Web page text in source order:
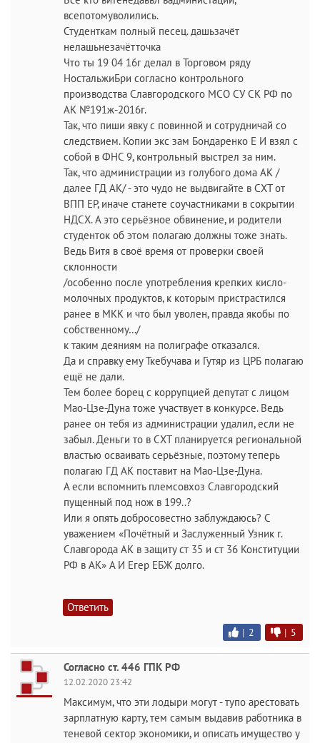
всепотомуволились.
Студенткам полный песец. дашьзачёт
нелашьнезачётточка
Что ты 19 04 16г делал в Торговом ряду
НостальжиБри согласно контрольного
производства Славгородского МСО СУ СК РФ по
АК №191ж-2016г.
Так, что пиши явку с повинной и сотрудничай со
следствием. Копии экс зам Бондаренко Е И взял с
собой в ФНС 9, контрольный выстрел за ним.
Так, что администрации из голубого дома АК /
далее ГД АК/ - это чудо не выдвигайте в СХТ от
ВПП ЕР, иначе станете соучастниками в сокрытии
НДСХ. А это серьёзное обвинение, и родители
студенток об этом полагаю должны тоже знать.
Ведь Витя в своё время от проверки своей
склонности
/особенно после употребления крепких кисло-
молочных продуктов, к которым пристрастился
ранее в МКК и что был уволен, правда якобы по
собственному…/
к таким деяниям на полиграфе отказался.
Да и справку ему Ткебучава и Гутяр из ЦРБ полагаю
ещё не дали.
Тем более борец с коррупцией депутат с лицом
Мао-Цзе-Дуна тоже участвует в конкурсе. Ведь
ранее он тебя из администрации удалил, если не
забыл. Деньги то в СХТ планируется региональной
властью осваивать серьёзные, поэтому теперь
полагаю ГД АК поставит на Мао-Цзе-Дуна.
А если вспомнить племсовхоз Славгородский
пущенный под нож в 199..?
Или я опять добросовестно заблуждаюсь? С
уважением «Почётный и Заслуженный Узник г.
Славгорода АК в защиту ст 35 и ст 36 Конституции
РФ в АК» А И Егер ЕБЖ долго.
Ответить
| 2 | 5
Согласно ст. 446 ГПК РФ
12.02.2020 23:42
Максимум, что эти лодыри могут - тупо арестовать
зарплатную карту, тем самым выдавив работника в
теневой сектор экономики, и описать имущество у